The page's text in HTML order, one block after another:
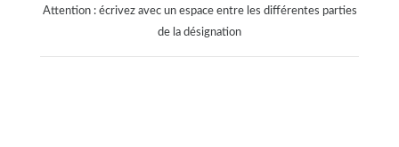
Attention : écrivez avec un espace entre les différentes parties
de la désignation